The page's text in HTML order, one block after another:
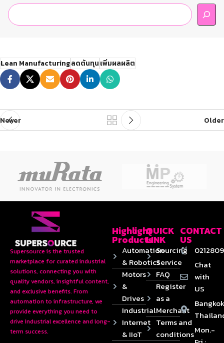
Lean Manufacturingลดต้นทุนเพิ่มผลผลิต
Newer Older
Supersource is the trusted
marketplace for curated industrial
solutions, connecting you with
quality vendors, insightful content,
and exclusive benefits. From
automation to infrastructure, we
provide everything you need to
drive industrial excellence and long-
term success.
Highlight
Products
Automation
& Robotics
Motors
&
Drives
Industrial
Internet
& IIoT
QUICK
LINK
Sourcing
Service
FAQ
Register
as a
Merchant
Terms and
conditions
CONTACT
US
Chat
with
US
Mon.-